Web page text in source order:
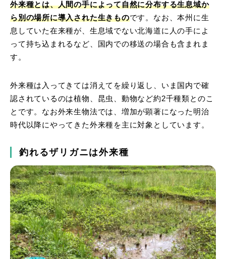
外来種とは、人間の手によって自然に分布する生息域か
ら別の場所に導入された生きものです。なお、本州に生
息していた在来種が、生息域でない北海道に人の手によ
って持ち込まれるなど、国内での移送の場合も含まれま
す。
外来種は入ってきては消えてを繰り返し、いま国内で確
認されているのは植物、昆虫、動物など約2千種類とのこ
とです。なお外来生物法では、増加が顕著になった明治
時代以降にやってきた外来種を主に対象としています。
釣れるザリガニは外来種